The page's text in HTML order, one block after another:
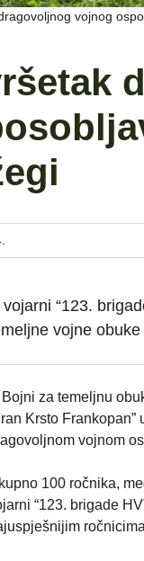
vojnog
vojarni “123.
vojne
Bojni za temeljnu
Krsto
vojnom
100 ročnika,
“123. brigade